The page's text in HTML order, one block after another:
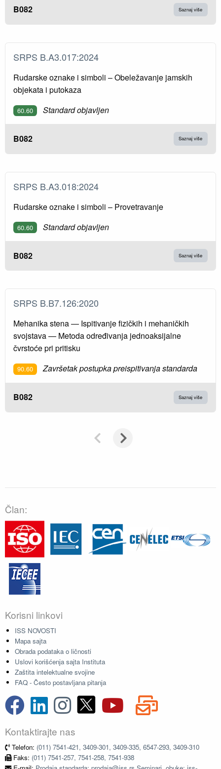
B082 Saznaj više
SRPS B.A3.017:2024
Rudarske oznake i simboli – Obeležavanje jamskih
objekata i putokaza
60.60 Standard objavljen
B082 Saznaj više
SRPS B.A3.018:2024
Rudarske oznake i simboli – Provetravanje
60.60 Standard objavljen
B082 Saznaj više
SRPS B.B7.126:2020
Mehanika stena — Ispitivanje fizičkih i mehaničkih
svojstava — Metoda određivanja jednoaksijalne
čvrstoće pri pritisku
90.60 Završetak postupka preispitivanja standarda
B082 Saznaj više
Član:
Korisni linkovi
ISS NOVOSTI
Mapa sajta
Obrada podataka o ličnosti
Uslovi korišćenja sajta Instituta
Zaštita intelektualne svojine
FAQ - Često postavljana pitanja
Kontaktirajte nas
Telefon: (011) 7541-421, 3409-301, 3409-335, 6547-293, 3409-310
Faks: (011) 7541-257, 7541-258, 7541-938